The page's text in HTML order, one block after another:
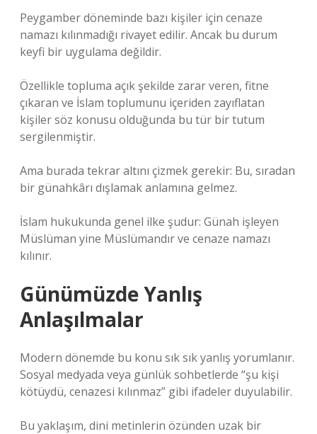
Peygamber döneminde bazı kişiler için cenaze
namazı kılınmadığı rivayet edilir. Ancak bu durum
keyfi bir uygulama değildir.
Özellikle topluma açık şekilde zarar veren, fitne
çıkaran ve İslam toplumunu içeriden zayıflatan
kişiler söz konusu olduğunda bu tür bir tutum
sergilenmiştir.
Ama burada tekrar altını çizmek gerekir: Bu, sıradan
bir günahkârı dışlamak anlamına gelmez.
İslam hukukunda genel ilke şudur: Günah işleyen
Müslüman yine Müslümandır ve cenaze namazı
kılınır.
Günümüzde Yanlış
Anlaşılmalar
Modern dönemde bu konu sık sık yanlış yorumlanır.
Sosyal medyada veya günlük sohbetlerde “şu kişi
kötüydü, cenazesi kılınmaz” gibi ifadeler duyulabilir.
Bu yaklaşım, dini metinlerin özünden uzak bir